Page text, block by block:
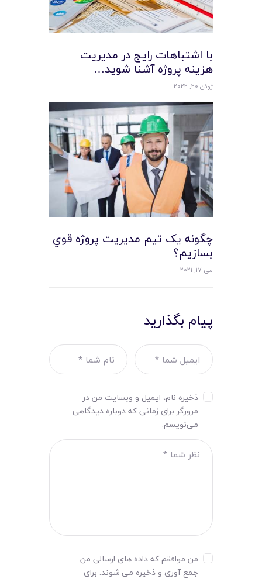
با اشتباهات رایج در مدیریت
هزینه پروژه آشنا شوید…
ژوئن 20, 2022
چگونه يک تيم مديريت پروژه قوي
بسازيم؟
می 17, 2021
پیام بگذارید
ذخیره نام، ایمیل و وبسایت من در
مرورگر برای زمانی که دوباره دیدگاهی
می‌نویسم.
من موافقم که داده های ارسالی من
جمع آوری و ذخیره می شوند. برای